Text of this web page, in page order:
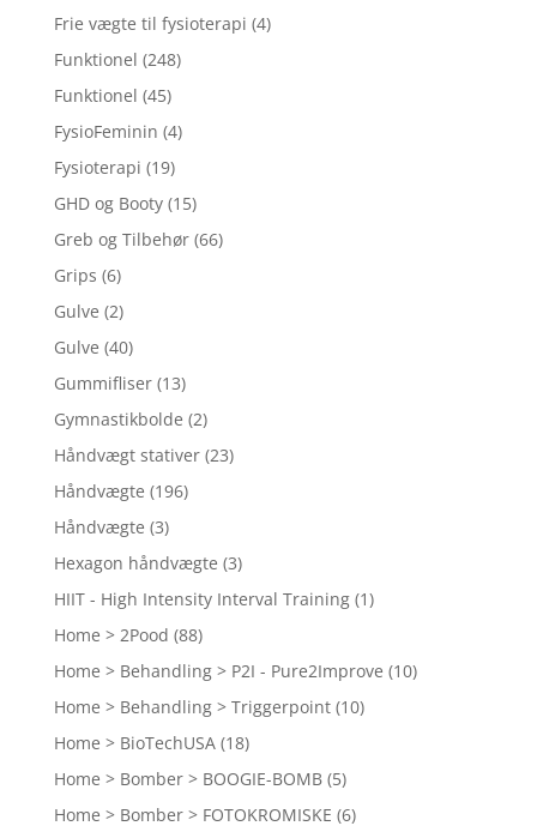
Frie vægte til fysioterapi (4)
Funktionel (248)
Funktionel (45)
FysioFeminin (4)
Fysioterapi (19)
GHD og Booty (15)
Greb og Tilbehør (66)
Grips (6)
Gulve (2)
Gulve (40)
Gummifliser (13)
Gymnastikbolde (2)
Håndvægt stativer (23)
Håndvægte (196)
Håndvægte (3)
Hexagon håndvægte (3)
HIIT - High Intensity Interval Training (1)
Home > 2Pood (88)
Home > Behandling > P2I - Pure2Improve (10)
Home > Behandling > Triggerpoint (10)
Home > BioTechUSA (18)
Home > Bomber > BOOGIE-BOMB (5)
Home > Bomber > FOTOKROMISKE (6)